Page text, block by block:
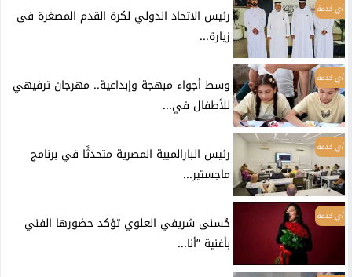
أي خدمة
رئيس الاتحاد الدولي لكرة القدم المصغرة فى
زيارة...
أي خدمة
وسط أجواء مبهجة وإبداعية.. مهرجان ترفيهي
للأطفال في...
أي خدمة
رئيس البارالمبية المصرية متحدثًا في برنامج
ماجستير...
أي خدمة
حُسنى شريفي العلوي تؤكد حضورها الفني
بأغنية ”أنا...